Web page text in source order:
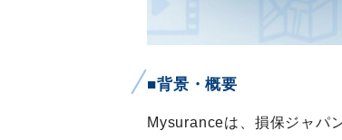
■背景・概要
Mysuranceは、損保ジャパ